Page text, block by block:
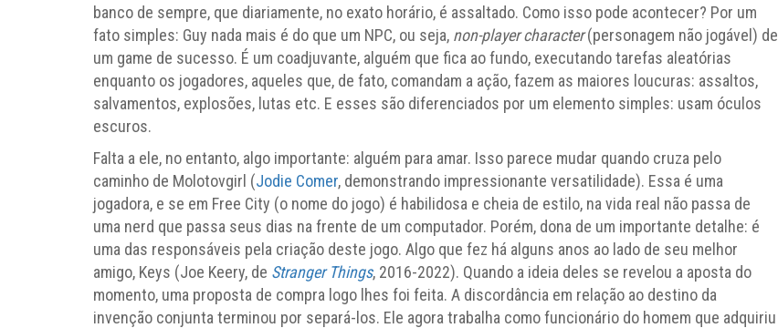
banco de sempre, que diariamente, no exato horário, é assaltado. Como isso pode acontecer? Por um
fato simples: Guy nada mais é do que um NPC, ou seja, non-player character(personagem não jogável) de
um game de sucesso. É um coadjuvante, alguém que fica ao fundo, executando tarefas aleatórias
enquanto os jogadores, aqueles que, de fato, comandam a ação, fazem as maiores loucuras: assaltos,
salvamentos, explosões, lutas etc. E esses são diferenciados por um elemento simples: usam óculos
escuros.
Falta a ele, no entanto, algo importante: alguém para amar. Isso parece mudar quando cruza pelo
caminho de Molotovgirl (Jodie Comer, demonstrando impressionante versatilidade). Essa é uma
jogadora, e se em Free City (o nome do jogo) é habilidosa e cheia de estilo, na vida real não passa de
uma nerd que passa seus dias na frente de um computador. Porém, dona de um importante detalhe: é
uma das responsáveis pela criação deste jogo. Algo que fez há alguns anos ao lado de seu melhor
amigo, Keys (Joe Keery, de Stranger Things, 2016-2022). Quando a ideia deles se revelou a aposta do
momento, uma proposta de compra logo lhes foi feita. A discordância em relação ao destino da
invenção conjunta terminou por separá-los. Ele agora trabalha como funcionário do homem que adquiriu